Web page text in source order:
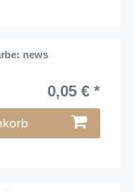
news
0,05 € *